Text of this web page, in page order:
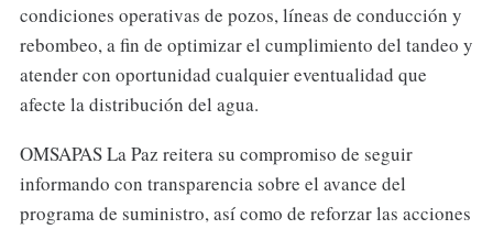
condiciones operativas de pozos, líneas de conducción y
rebombeo, a fin de optimizar el cumplimiento del tandeo y
atender con oportunidad cualquier eventualidad que
afecte la distribución del agua.
OMSAPAS La Paz reitera su compromiso de seguir
informando con transparencia sobre el avance del
programa de suministro, así como de reforzar las acciones